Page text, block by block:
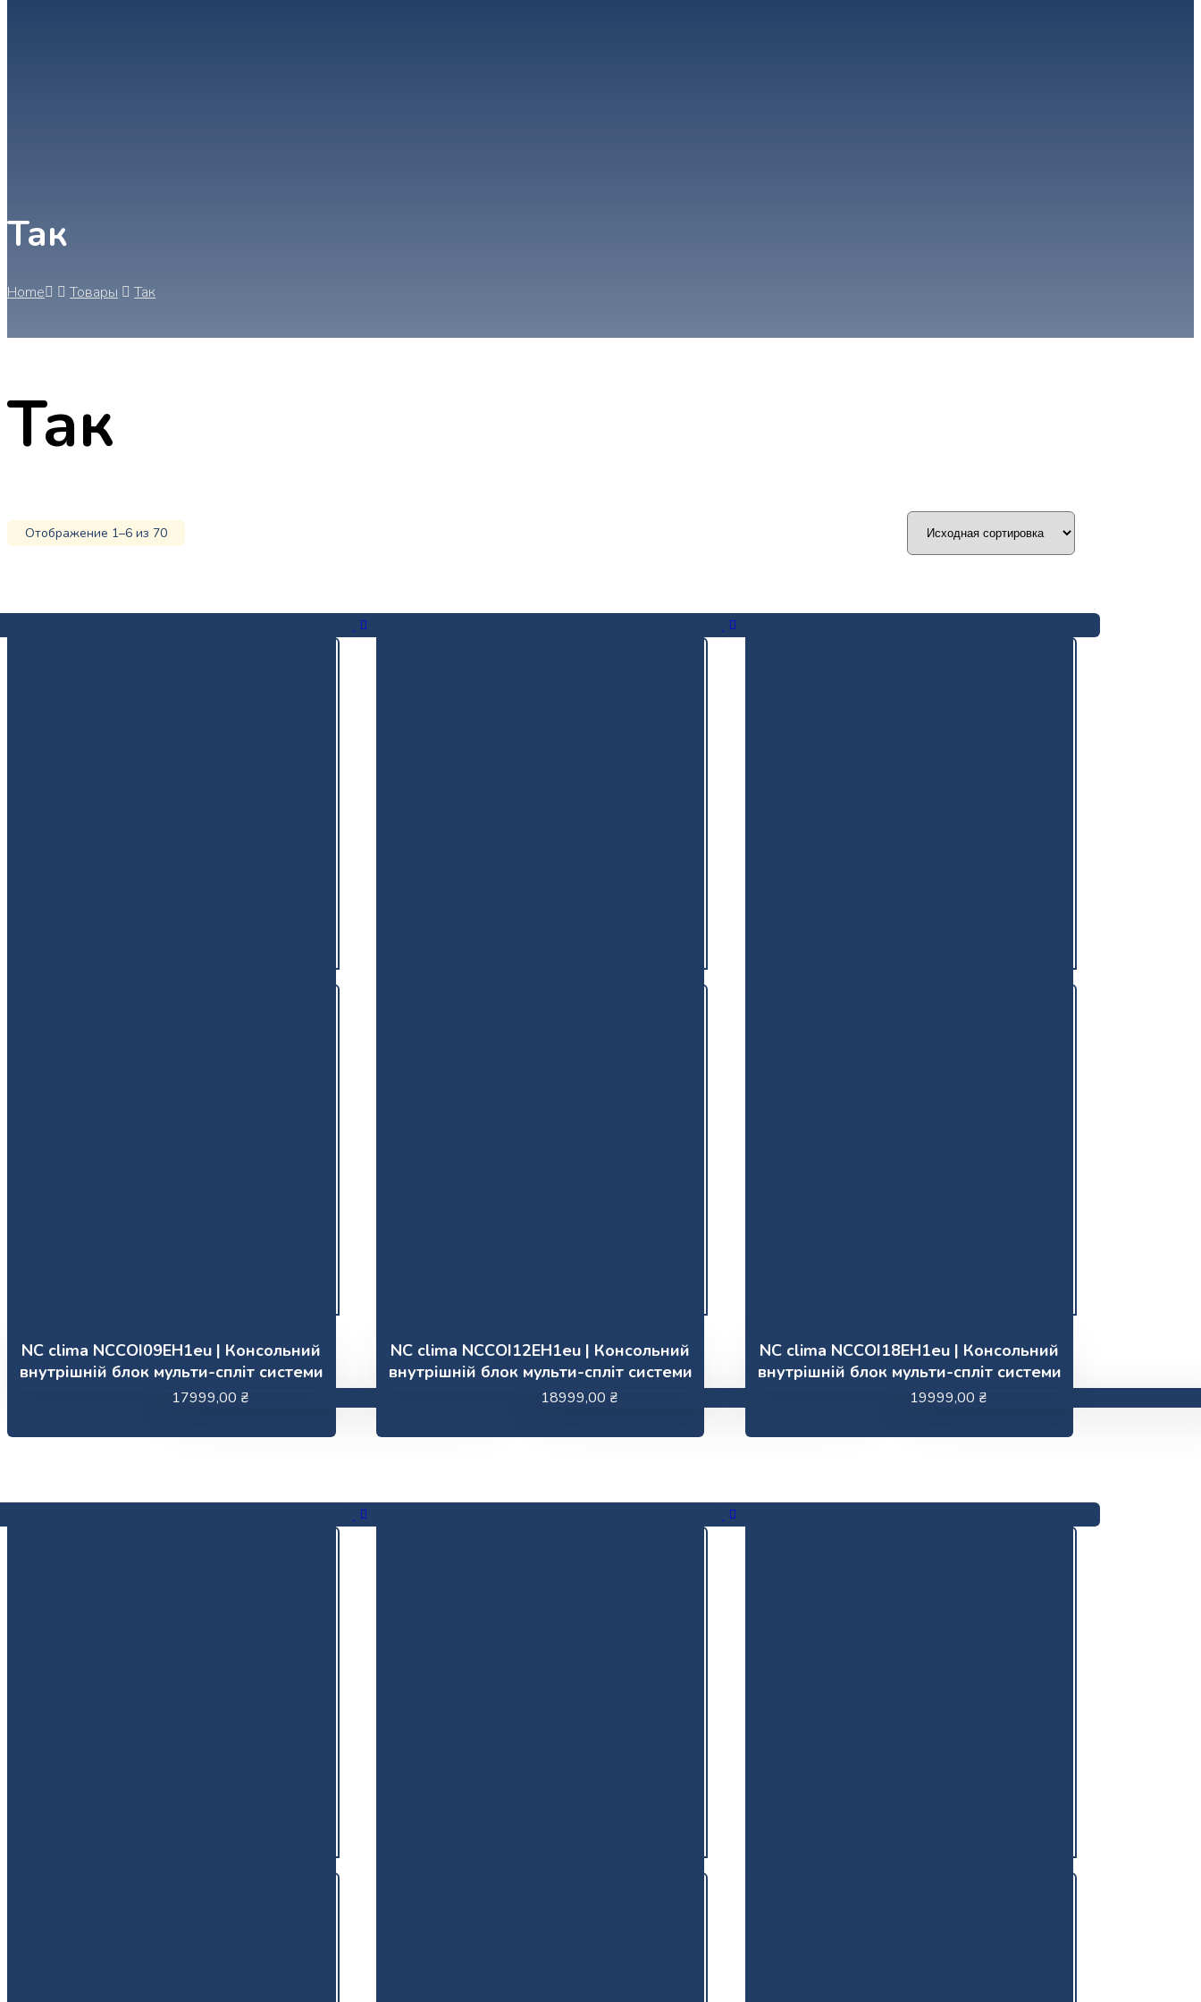
Так
Home Товары Так
Так
Отображение 1–6 из 70
NC clima NCCOI09EH1eu | Консольний
внутрішній блок мульти-спліт системи
17999,00 ₴
NC clima NCCOI12EH1eu | Консольний
внутрішній блок мульти-спліт системи
18999,00 ₴
NC clima NCCOI18EH1eu | Консольний
внутрішній блок мульти-спліт системи
19999,00 ₴